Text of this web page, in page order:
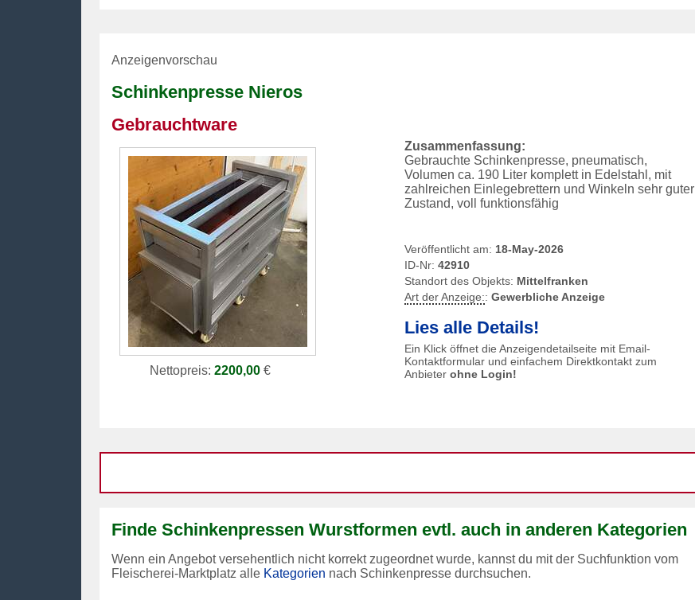
Anzeigenvorschau
Schinkenpresse Nieros
Gebrauchtware
Nettopreis: 2200,00€
Zusammenfassung:
Gebrauchte Schinkenpresse, pneumatisch,
Volumen ca. 190 Liter komplett in Edelstahl, mit
zahlreichen Einlegebrettern und Winkeln sehr guter
Zustand, voll funktionsfähig
Veröffentlicht am: 18-May-2026
ID-Nr: 42910
Standort des Objekts: Mittelfranken
Art der Anzeige:: Gewerbliche Anzeige
Lies alle Details!
Ein Klick öffnet die Anzeigendetailseite mit Email-
Kontaktformular und einfachem Direktkontakt zum
Anbieter ohne Login!
Finde Schinkenpressen Wurstformen evtl. auch in anderen Kategorien
Wenn ein Angebot versehentlich nicht korrekt zugeordnet wurde, kannst du mit der Suchfunktion vom
Fleischerei-Marktplatz alle Kategorien nach Schinkenpresse durchsuchen.